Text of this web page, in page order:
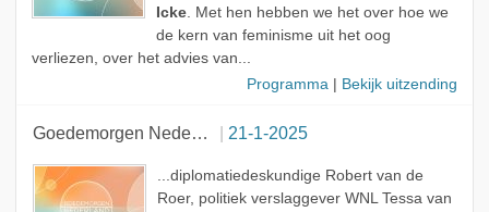
Icke. Met hen hebben we het over hoe we
de kern van feminisme uit het oog
verliezen, over het advies van...
Programma
Bekijk uitzending
Goedemorgen Nederland 21-1-2025
...diplomatiedeskundige Robert van de
Roer, politiek verslaggever WNL Tessa van